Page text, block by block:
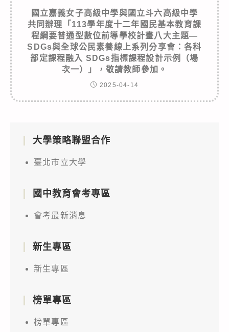
國立嘉義女子高級中學與國立斗六高級中學
共同辦理「113學年度十二年國民基本教育課
程綱要普通型數位前導學校計畫八大主題—
SDGs與全球公民素養線上系列分享會：各科
部定課程融入 SDGs指標課程設計示例（場
次一）」，敬請教師參加。
2025-04-14
大學策略聯盟合作
臺北市立大學
國中教育會考專區
會考最新消息
新生專區
新生專區
榜單專區
榜單專區